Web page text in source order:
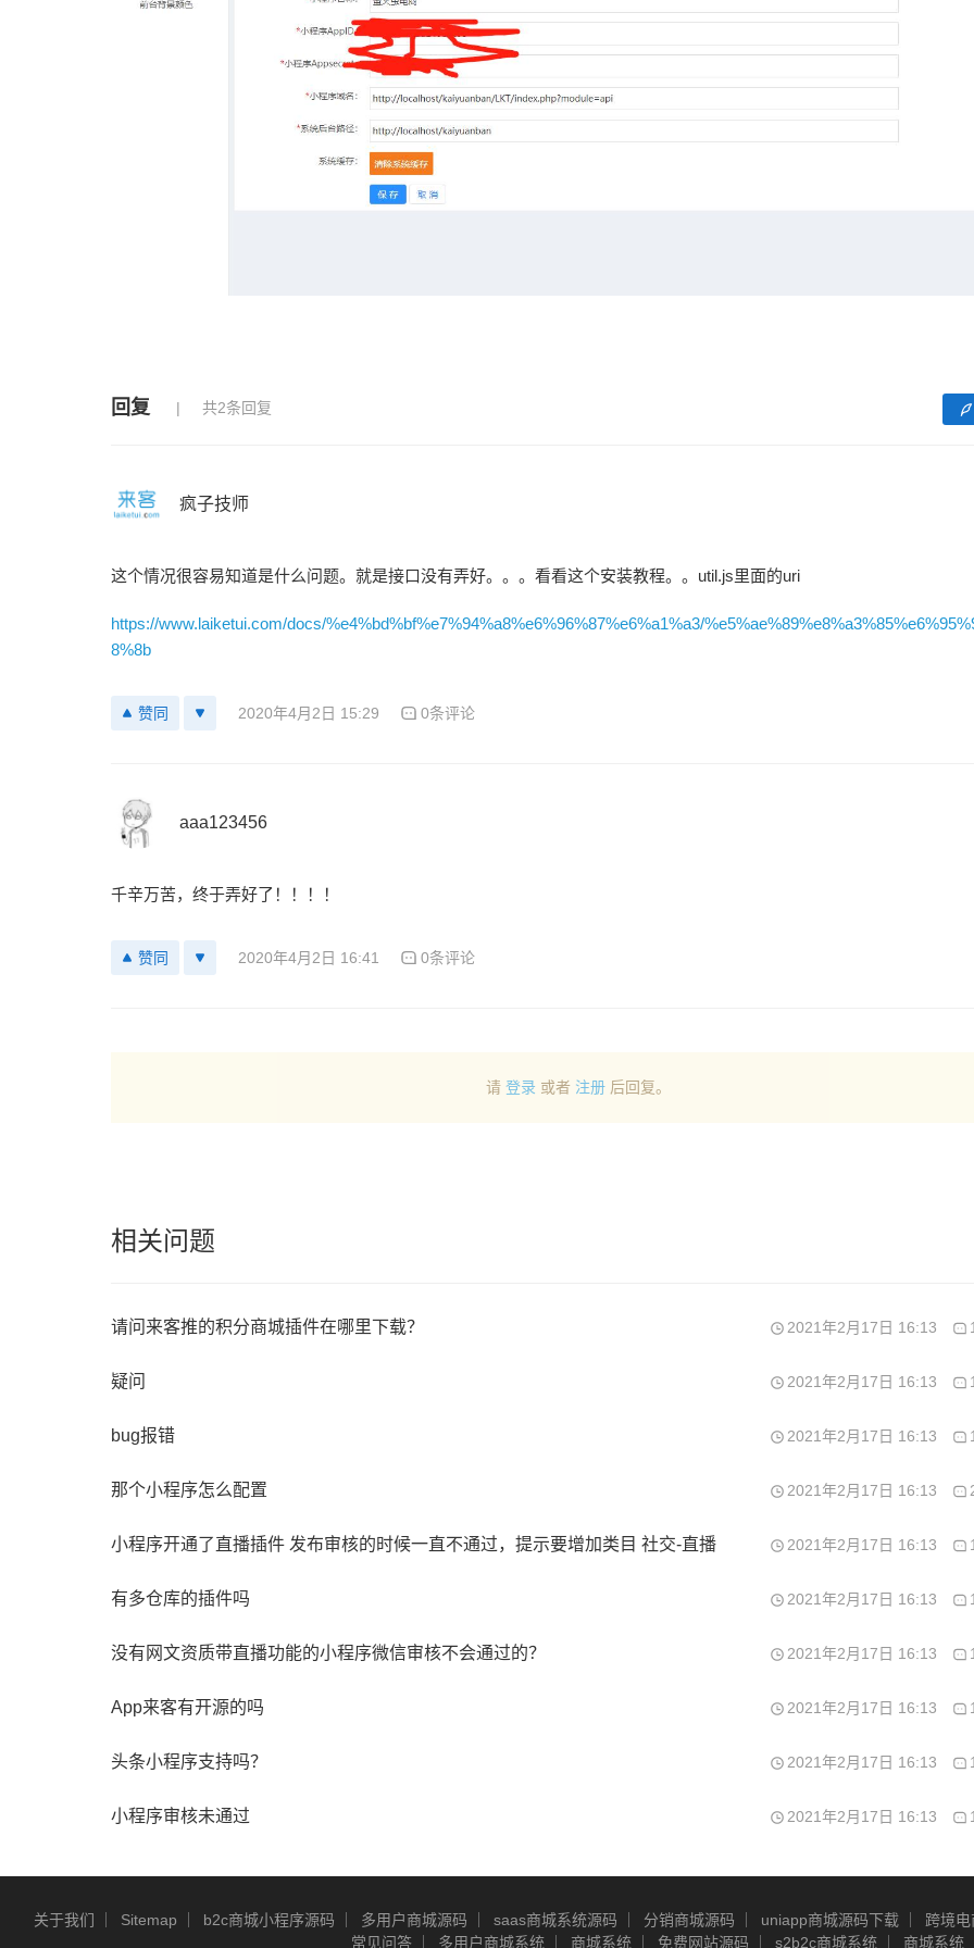
回复 共2条回复
疯子技师
这个情况很容易知道是什么问题。就是接口没有弄好。。。看看这个安装教程。。util.js里面的uri
https://www.laiketui.com/docs/%e4%bd%bf%e7%94%a8%e6%96%87%e6%a1%a3/
8%8b
赞同 2020年4月2日 15:29 0条评论
aaa123456
千辛万苦，终于弄好了！！！！
赞同 2020年4月2日 16:41 0条评论
请 登录 或者 注册 后回复。
相关问题
请问来客推的积分商城插件在哪里下载？ 2021年2月17日 16:13
疑问 2021年2月17日 16:13
bug报错 2021年2月17日 16:13
那个小程序怎么配置 2021年2月17日 16:13
小程序开通了直播插件 发布审核的时候一直不通过，提示要增加类目 社交-直播 2021年2月17日 16:13
有多仓库的插件吗 2021年2月17日 16:13
没有网文资质带直播功能的小程序微信审核不会通过的？ 2021年2月17日 16:13
App来客有开源的吗 2021年2月17日 16:13
头条小程序支持吗？ 2021年2月17日 16:13
小程序审核未通过 2021年2月17日 16:13
关于我们 Sitemap b2c商城小程序源码 多用户商城源码 saas商城系统源码 分销商城源码 uniapp商城源码下载 跨境
常见问答
多用户商城系统 商城系统 免费网站源码 s2b2c商城系统 商城系统